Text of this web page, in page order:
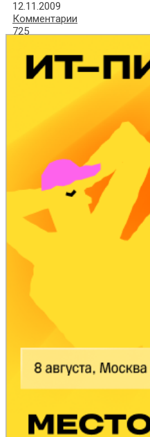
12.11.2009
Комментарии
725